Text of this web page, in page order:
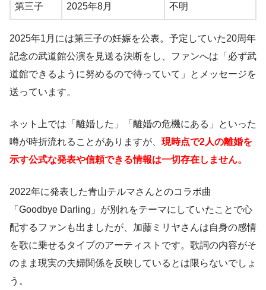
第三子 2025年8月 不明
2025年1月には第三子の妊娠を公表。予定していた20周年
記念の武道館公演を見送る決断をし、ファンへは「必ず武
道館できるように努めるので待っていて」とメッセージを
送っています。
ネット上では「離婚した」「離婚の危機にある」といった
噂が時折流れることがありますが、 現時点で2人の離婚を
示す公式な発表や信頼できる情報は一切存在しません。
2022年に発表した青山テルマさんとのコラボ曲
「Goodbye Darling」が別れをテーマにしていたことで心
配するファンも出ましたが、加藤ミリヤさんは自身の感情
を歌に乗せるタイプのアーティストです。歌詞の内容がそ
のまま現実の夫婦関係を反映しているとは限らないでしょ
う。